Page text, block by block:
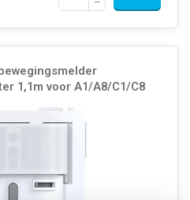
1,1m voor A1/A8/C1/C8